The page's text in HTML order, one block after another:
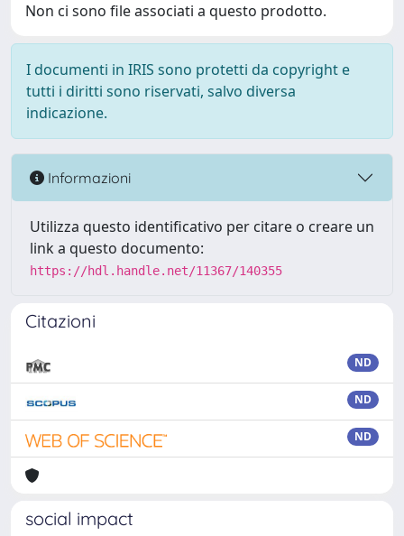
Non ci sono file associati a questo prodotto.
I documenti in IRIS sono protetti da copyright e
tutti i diritti sono riservati, salvo diversa
indicazione.
Informazioni
Utilizza questo identificativo per citare o creare un
link a questo documento:
https://hdl.handle.net/11367/140355
Citazioni
ND
ND
ND
social impact